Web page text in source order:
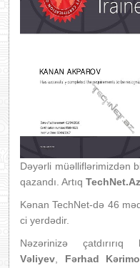
Dəyərli müəlliflərimizdən
qazandı. Artıq TechNet.Az
Kənan TechNet-də 46
ci yerdədir.
Nəzərinizə
Vəliyev
Fərhad